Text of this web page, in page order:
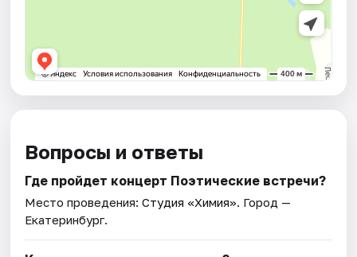
Вопросы и ответы
Где пройдет концерт Поэтические встречи?
Место проведения:Студия «Химия». Город —
Екатеринбург.